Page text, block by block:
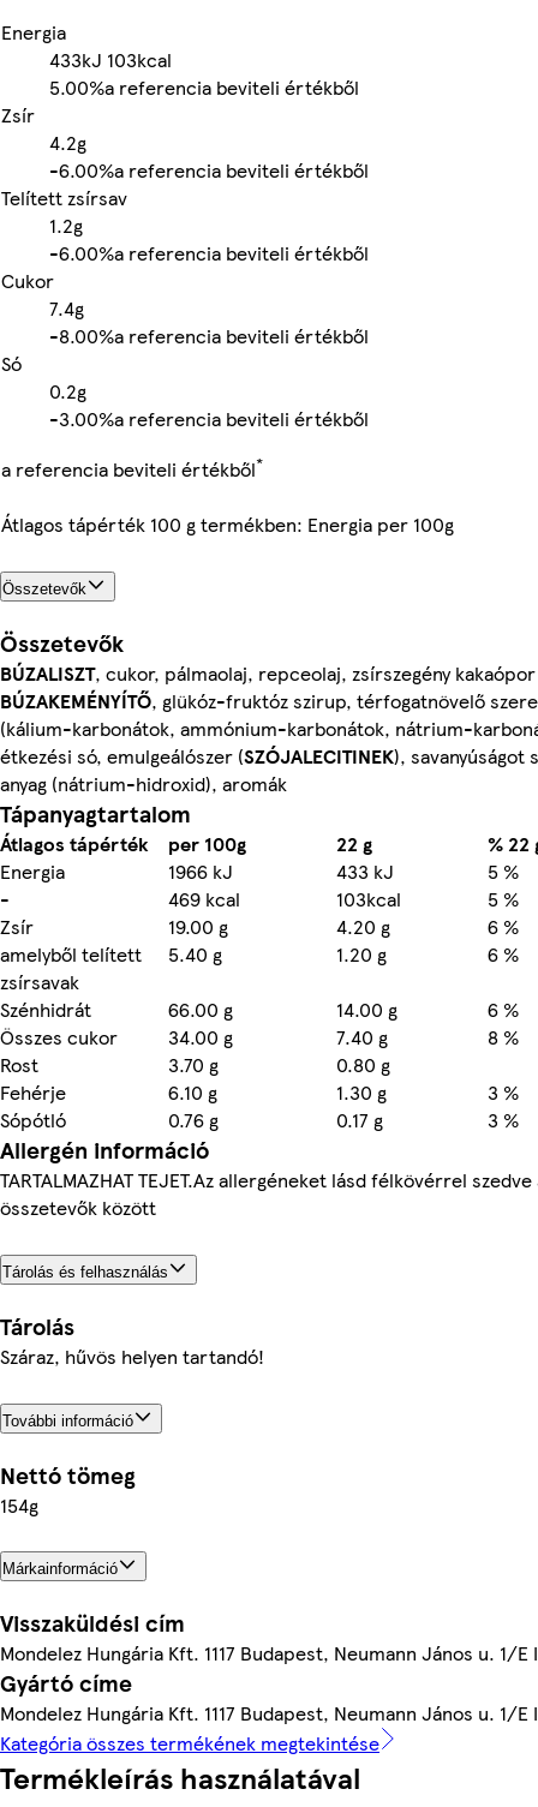
Energia
433kJ 103kcal
5.00%a referencia beviteli értékből
Zsír
4.2g
-6.00%a referencia beviteli értékből
Telített zsírsav
1.2g
-6.00%a referencia beviteli értékből
Cukor
7.4g
-8.00%a referencia beviteli értékből
Só
0.2g
-3.00%a referencia beviteli értékből
a referencia beviteli értékből*
Átlagos tápérték 100 g termékben: Energia per 100g
Összetevők
Összetevők
BÚZALISZT, cukor, pálmaolaj, repceolaj, zsírszegény
BÚZAKEMÉNYÍTŐ, glükóz-fruktóz szirup, térfogatnövelő
(kálium-karbonátok, ammónium-karbonátok, nátrium-
étkezési só, emulgeálószer (SZÓJALECITINEK), savanyúságot
anyag (nátrium-hidroxid), aromák
Tápanyagtartalom
Átlagos tápérték per 100g 22 g
% 22
Energia
1966 kJ 433 kJ
5 %
-
469 kcal 103kcal
5 %
Zsír
19.00 g 4.20 g
6 %
amelyből telített
zsírsavak
5.40 g 1.20 g
6 %
Szénhidrát
66.00 g 14.00 g
6 %
Összes cukor
34.00 g 7.40 g
8 %
Rost
3.70 g
0.80 g
Fehérje
6.10 g 1.30 g
3 %
Sópótló
0.76 g 0.17 g 3 %
Allergén információ
TARTALMAZHAT TEJET.Az allergéneket lásd félkövérrel szedve
összetevők között
Tárolás és felhasználás
Tárolás
Száraz, hűvös helyen tartandó!
További információ
Nettó tömeg
154g
Márkainformáció
Visszaküldési cím
Mondelez Hungária Kft. 1117 Budapest, Neumann János u. 1/E
Gyártó címe
Mondelez Hungária Kft. 1117 Budapest, Neumann János u. 1/E
Kategória összes termékének megtekintése
Termékleírás használatával